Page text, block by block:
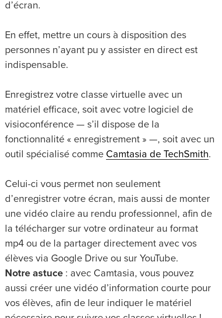
d’écran.
En effet, mettre un cours à disposition des
personnes n’ayant pu y assister en direct est
indispensable.
Enregistrez votre classe virtuelle avec un
matériel efficace, soit avec votre logiciel de
visioconférence — s’il dispose de la
fonctionnalité « enregistrement » —, soit avec un
outil spécialisé comme Camtasia de TechSmith.
Celui-ci vous permet non seulement
d’enregistrer votre écran, mais aussi de monter
une vidéo claire au rendu professionnel, afin de
la télécharger sur votre ordinateur au format
mp4 ou de la partager directement avec vos
élèves via Google Drive ou sur YouTube.
Notre astuce : avec Camtasia, vous pouvez
aussi créer une vidéo d’information courte pour
vos élèves, afin de leur indiquer le matériel